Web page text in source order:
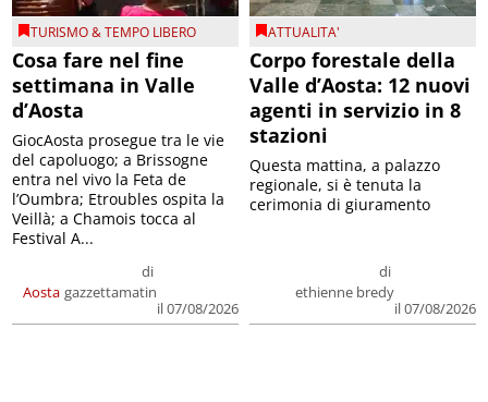
TURISMO & TEMPO LIBERO
Cosa fare nel fine
settimana in Valle
d’Aosta
Aosta
di
gazzettamatin
il 07/08/2026
GiocAosta prosegue tra le vie
del capoluogo; a Brissogne
entra nel vivo la Feta de
l’Oumbra; Etroubles ospita la
Veillà; a Chamois tocca al
Festival A...
ATTUALITA'
Corpo forestale della
Valle d’Aosta: 12 nuovi
agenti in servizio in 8
stazioni
di
ethienne bredy
il 07/08/2026
Questa mattina, a palazzo
regionale, si è tenuta la
cerimonia di giuramento